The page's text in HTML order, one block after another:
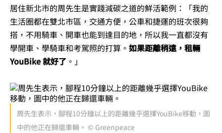
居住新北市的周先生是實踐減碳之道的鮮活範例：「我的
生活圈都在雙北市區，交通方便，公車和捷運的班次很夠
搭，不用騎車、開車也能到達目的地，所以我一直都沒有
學開車、學騎車和考駕照的打算。 如果距離稍遠，租輛
YouBike 就好了 。」
周先生表示，腳程10分鐘以上的距離幾乎選擇YouBike移動，圖
中的他正在歸還車輛。 © Greenpeace